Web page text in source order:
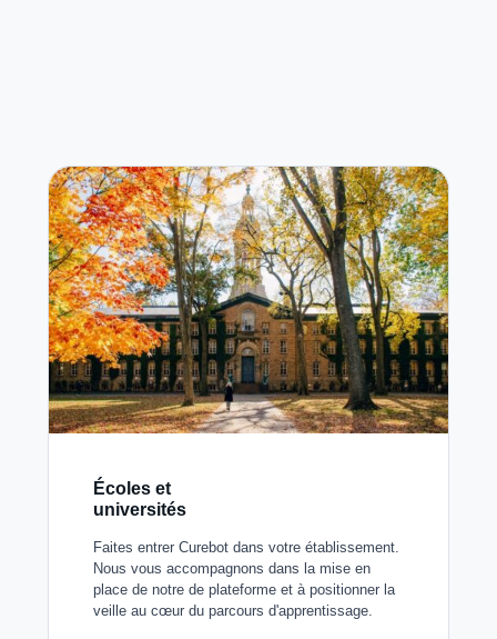
Écoles et
universités
Faites entrer Curebot dans votre établissement.
Nous vous accompagnons dans la mise en
place de notre de plateforme et à positionner la
veille au cœur du parcours d'apprentissage.